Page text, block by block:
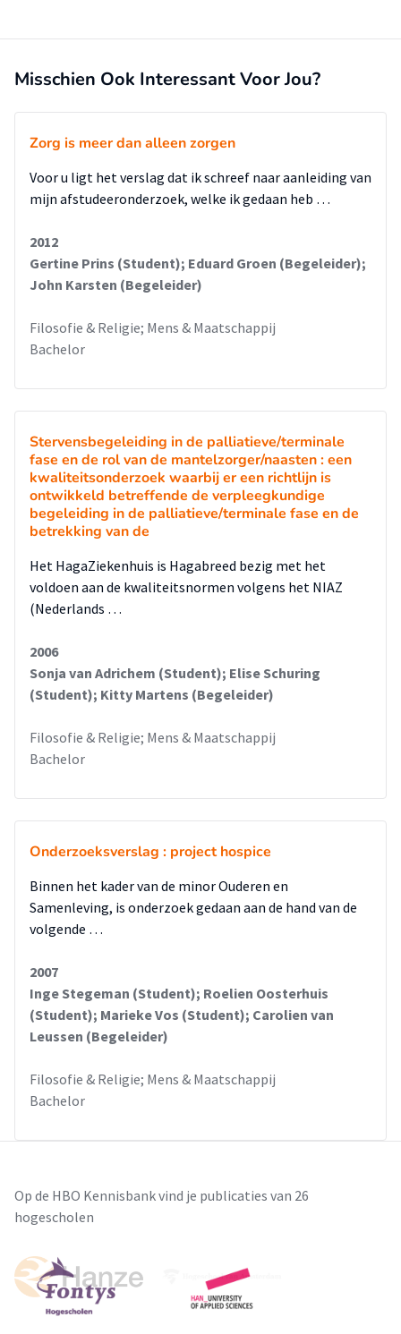
Misschien Ook Interessant Voor Jou?
Zorg is meer dan alleen zorgen
Voor u ligt het verslag dat ik schreef naar aanleiding van
mijn afstudeeronderzoek, welke ik gedaan heb …
2012
Gertine Prins (Student); Eduard Groen (Begeleider);
John Karsten (Begeleider)
Filosofie & Religie; Mens & Maatschappij
Bachelor
Stervensbegeleiding in de palliatieve/terminale
fase en de rol van de mantelzorger/naasten : een
kwaliteitsonderzoek waarbij er een richtlijn is
ontwikkeld betreffende de verpleegkundige
begeleiding in de palliatieve/terminale fase en de
betrekking van de
Het HagaZiekenhuis is Hagabreed bezig met het
voldoen aan de kwaliteitsnormen volgens het NIAZ
(Nederlands …
2006
Sonja van Adrichem (Student); Elise Schuring
(Student); Kitty Martens (Begeleider)
Filosofie & Religie; Mens & Maatschappij
Bachelor
Onderzoeksverslag : project hospice
Binnen het kader van de minor Ouderen en
Samenleving, is onderzoek gedaan aan de hand van de
volgende …
2007
Inge Stegeman (Student); Roelien Oosterhuis
(Student); Marieke Vos (Student); Carolien van
Leussen (Begeleider)
Filosofie & Religie; Mens & Maatschappij
Bachelor
Op de HBO Kennisbank vind je publicaties van 26
hogescholen